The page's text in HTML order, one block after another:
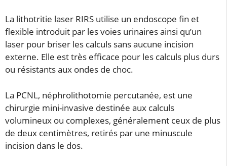
La lithotritie laser RIRS utilise un endoscope fin et
flexible introduit par les voies urinaires ainsi qu’un
laser pour briser les calculs sans aucune incision
externe. Elle est très efficace pour les calculs plus durs
ou résistants aux ondes de choc.
La PCNL, néphrolithotomie percutanée, est une
chirurgie mini-invasive destinée aux calculs
volumineux ou complexes, généralement ceux de plus
de deux centimètres, retirés par une minuscule
incision dans le dos.